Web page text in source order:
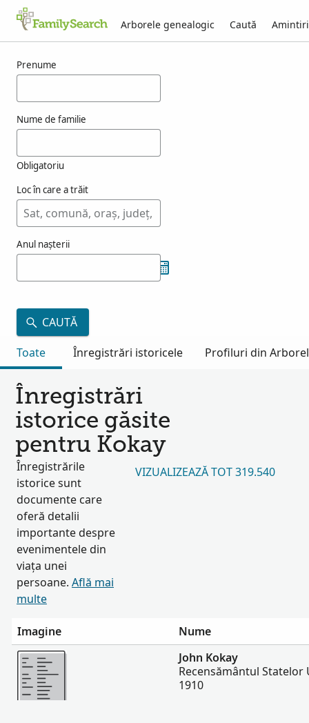
Arborele genealogic Caută Amintiri
Prenume
Nume de familie
Obligatoriu
Loc în care a trăit
Anul nașterii
CAUTĂ
Toate
Înregistrări istoricele Profiluri din
Înregistrări
istorice găsite
pentru Kokay
Înregistrările
istorice sunt
documente care
oferă detalii
importante despre
evenimentele din
viața unei
persoane. Află mai
multe
VIZUALIZEAZĂ TOT 319.540
Imagine
Nume
Mai multe
John Kokay
Recensământul Statelor
1910